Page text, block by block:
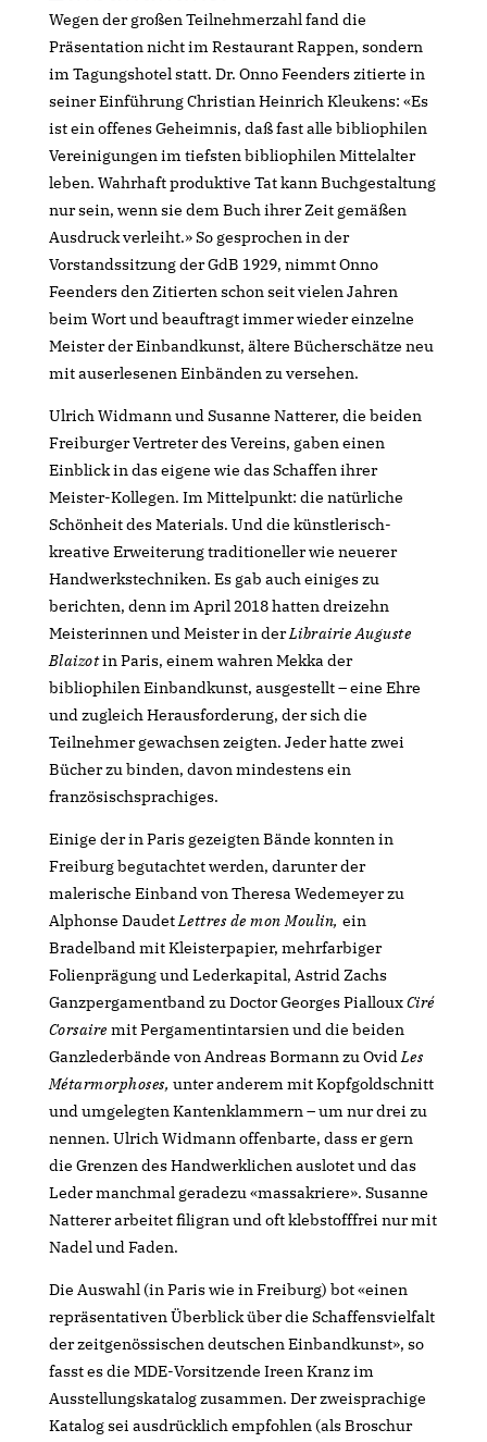
Wegen der großen Teilnehmerzahl fand die
Präsentation nicht im Restaurant Rappen, sondern
im Tagungshotel statt. Dr. Onno Feenders zitierte in
seiner Einführung Christian Heinrich Kleukens: «Es
ist ein offenes Geheimnis, daß fast alle bibliophilen
Vereinigungen im tiefsten bibliophilen Mittelalter
leben. Wahrhaft produktive Tat kann Buchgestaltung
nur sein, wenn sie dem Buch ihrer Zeit gemäßen
Ausdruck verleiht.» So gesprochen in der
Vorstandssitzung der GdB 1929, nimmt Onno
Feenders den Zitierten schon seit vielen Jahren
beim Wort und beauftragt immer wieder einzelne
Meister der Einbandkunst, ältere Bücherschätze neu
mit auserlesenen Einbänden zu versehen.
Ulrich Widmann und Susanne Natterer, die beiden
Freiburger Vertreter des Vereins, gaben einen
Einblick in das eigene wie das Schaffen ihrer
Meister-Kollegen. Im Mittelpunkt: die natürliche
Schönheit des Materials. Und die künstlerisch-
kreative Erweiterung traditioneller wie neuerer
Handwerkstechniken. Es gab auch einiges zu
berichten, denn im April 2018 hatten dreizehn
Meisterinnen und Meister in derLibrairie Auguste
Blaizotin Paris, einem wahren Mekka der
bibliophilen Einbandkunst, ausgestellt – eine Ehre
und zugleich Herausforderung, der sich die
Teilnehmer gewachsen zeigten. Jeder hatte zwei
Bücher zu binden, davon mindestens ein
französischsprachiges.
Einige der in Paris gezeigten Bände konnten in
Freiburg begutachtet werden, darunter der
malerische Einband von Theresa Wedemeyer zu
Alphonse DaudetLettres de mon Moulin, ein
Bradelband mit Kleisterpapier, mehrfarbiger
Folienprägung und Lederkapital, Astrid Zachs
Ganzpergamentband zu Doctor Georges PiallouxCiré
Corsaire mit Pergamentintarsien und die beiden
Ganzlederbände von Andreas Bormann zu OvidLes
Métarmorphoses, unter anderem mit Kopfgoldschnitt
und umgelegten Kantenklammern – um nur drei zu
nennen. Ulrich Widmann offenbarte, dass er gern
die Grenzen des Handwerklichen auslotet und das
Leder manchmal geradezu «massakriere». Susanne
Natterer arbeitet filigran und oft klebstofffrei nur mit
Nadel und Faden.
Die Auswahl (in Paris wie in Freiburg) bot «einen
repräsentativen Überblick über die Schaffensvielfalt
der zeitgenössischen deutschen Einbandkunst», so
fasst es die MDE-Vorsitzende Ireen Kranz im
Ausstellungskatalog zusammen. Der zweisprachige
Katalog sei ausdrücklich empfohlen (als Broschur